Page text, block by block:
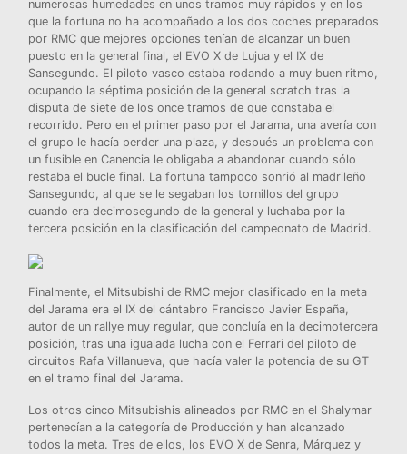
numerosas humedades en unos tramos muy rápidos y en los
que la fortuna no ha acompañado a los dos coches preparados
por RMC que mejores opciones tenían de alcanzar un buen
puesto en la general final, el EVO X de Lujua y el IX de
Sansegundo. El piloto vasco estaba rodando a muy buen ritmo,
ocupando la séptima posición de la general scratch tras la
disputa de siete de los once tramos de que constaba el
recorrido. Pero en el primer paso por el Jarama, una avería con
el grupo le hacía perder una plaza, y después un problema con
un fusible en Canencia le obligaba a abandonar cuando sólo
restaba el bucle final. La fortuna tampoco sonrió al madrileño
Sansegundo, al que se le segaban los tornillos del grupo
cuando era decimosegundo de la general y luchaba por la
tercera posición en la clasificación del campeonato de Madrid.
Finalmente, el Mitsubishi de RMC mejor clasificado en la meta
del Jarama era el IX del cántabro Francisco Javier España,
autor de un rallye muy regular, que concluía en la decimotercera
posición, tras una igualada lucha con el Ferrari del piloto de
circuitos Rafa Villanueva, que hacía valer la potencia de su GT
en el tramo final del Jarama.
Los otros cinco Mitsubishis alineados por RMC en el Shalymar
pertenecían a la categoría de Producción y han alcanzado
todos la meta. Tres de ellos, los EVO X de Senra, Márquez y